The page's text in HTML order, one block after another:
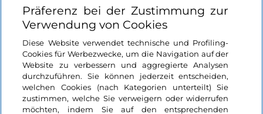
Nützliche Links
Login
Bleiben wir in Kontakt
Präferenz bei der Zustimmung zur
Verwendung von Cookies
Diese Website verwendet technische und Profiling-
Cookies für Werbezwecke, um die Navigation auf der
Website zu verbessern und aggregierte Analysen
durchzuführen. Sie können jederzeit entscheiden,
welchen Cookies (nach Kategorien unterteilt) Sie
zustimmen, welche Sie verweigern oder widerrufen
möchten, indem Sie auf den entsprechenden